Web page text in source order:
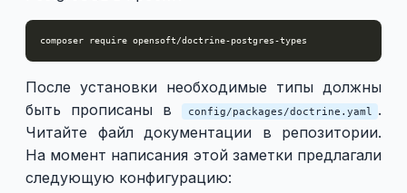
После установки необходимые типы должны
быть прописаны в config/packages/doctrine.yaml .
Читайте файл документации в репозитории.
На момент написания этой заметки предлагали
следующую конфигурацию: